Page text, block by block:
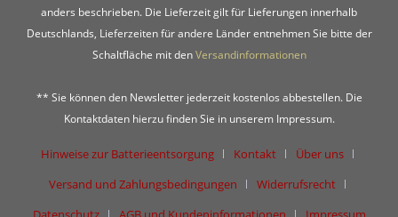
anders beschrieben. Die Lieferzeit gilt für Lieferungen innerhalb
Deutschlands, Lieferzeiten für andere Länder entnehmen Sie bitte der
Schaltfläche mit denVersandinformationen
** Sie können den Newsletter jederzeit kostenlos abbestellen. Die
Kontaktdaten hierzu finden Sie in unserem Impressum.
Hinweise zur Batterieentsorgung Kontakt
Über uns
Versand und Zahlungsbedingungen
Widerrufsrecht